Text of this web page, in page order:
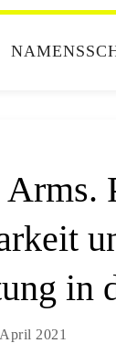
Arms.
in
2021